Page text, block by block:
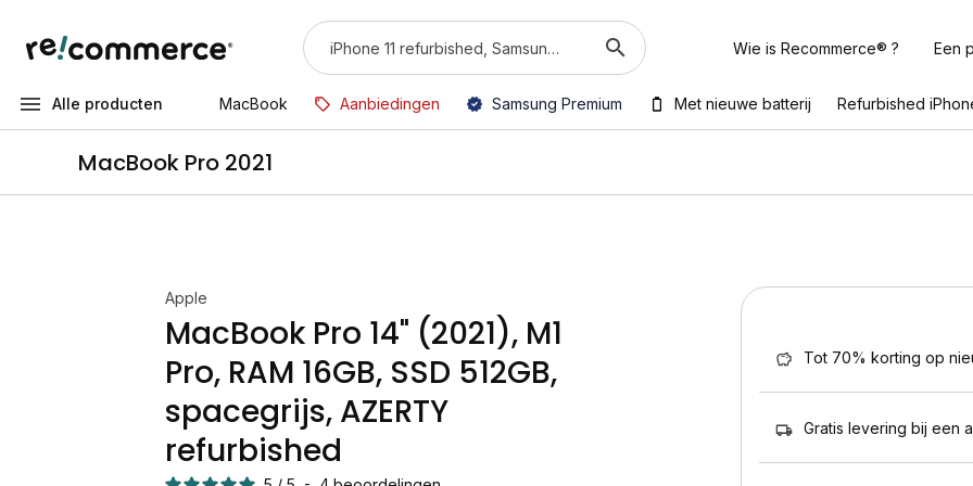
Wie is Recommerce® ? Een
Alle producten MacBook Aanbiedingen Samsung Premium Met nieuwe batterij Refurbished
MacBook Pro 2021
Apple
MacBook Pro 14" (2021), M1
Pro, RAM 16GB, SSD 512GB,
spacegrijs, AZERTY
refurbished
Tot 70% korting op
Gratis levering bij een